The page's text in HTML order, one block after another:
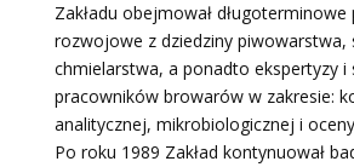
Zakładu obejmował
rozwojowe z dziedziny piwowarstwa,
chmielarstwa, a ponadto ekspertyzy i
pracowników browarów w zakresie:
analitycznej, mikrobiologicznej i
Po roku 1989 Zakład kontynuował